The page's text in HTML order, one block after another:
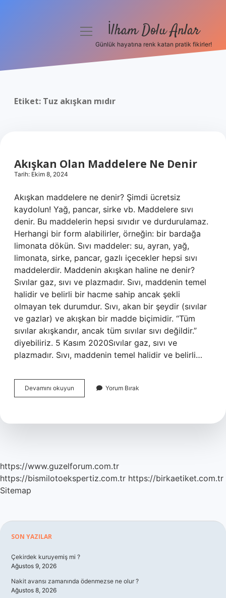
menüyü İlham Dolu Anlar
Günlük hayatına renk katan pratik fikirler!
Etiket: Tuz akışkan mıdır
Akışkan Olan Maddelere Ne Denir
Tarih: Ekim 8, 2024
Akışkan maddelere ne denir? Şimdi ücretsiz
kaydolun! Yağ, pancar, sirke vb. Maddelere sıvı
denir. Bu maddelerin hepsi sıvıdır ve durdurulamaz.
Herhangi bir form alabilirler, örneğin: bir bardağa
limonata dökün. Sıvı maddeler: su, ayran, yağ,
limonata, sirke, pancar, gazlı içecekler hepsi sıvı
maddelerdir. Maddenin akışkan haline ne denir?
Sıvılar gaz, sıvı ve plazmadır. Sıvı, maddenin temel
halidir ve belirli bir hacme sahip ancak şekli
olmayan tek durumdur. Sıvı, akan bir şeydir (sıvılar
ve gazlar) ve akışkan bir madde biçimidir. “Tüm
sıvılar akışkandır, ancak tüm sıvılar sıvı değildir.”
diyebiliriz. 5 Kasım 2020Sıvılar gaz, sıvı ve
plazmadır. Sıvı, maddenin temel halidir ve belirli…
Devamını okuyun
Olan
Denir
Yorum Bırak
https://www.guzelforum.com.tr
https://bismilotoekspertiz.com.tr https://birkaetiket.com.tr
Sitemap
Sidebar
SON YAZILAR
Çekirdek kuruyemiş mi ?
Ağustos 9, 2026
Nakit avansı zamanında ödenmezse ne olur ?
Ağustos 8, 2026